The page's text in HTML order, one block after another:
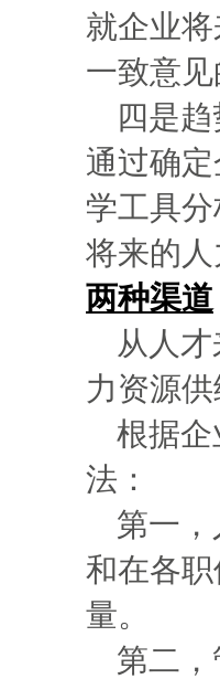
就企业
一致意
四是
通过确
学工具
将来的
两种渠道
从人
力资源
根据
法：
第一
和在各
量。
第二